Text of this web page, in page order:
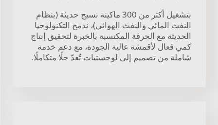
بتشغيل أكثر من 300 ماكينة نسيج حديثة (بنظام
النفث المائي والنفث الهوائي)، ندمج التكنولوجيا
الحديثة مع الحرفة المكتسبة بالخبرة لتحقيق إنتاج
كمي فعال لأقمشة عالية الجودة، مع دعم خدمة
شاملة من تصميم إلى لوجستيات تُعدّ حلًا متكاملًا.